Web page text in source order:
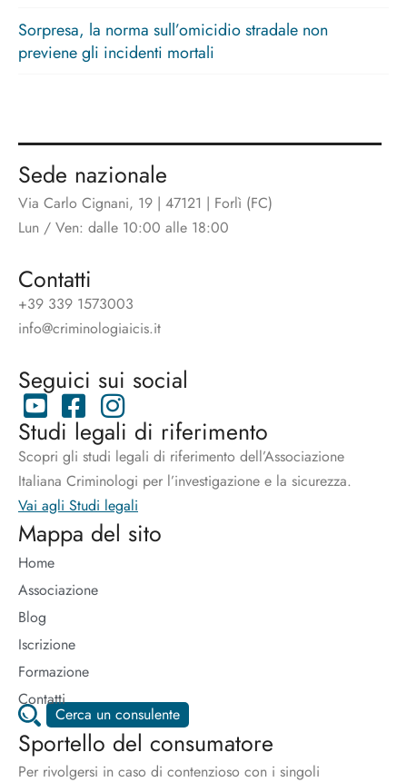
Sorpresa, la norma sull’omicidio stradale non
previene gli incidenti mortali
Sede nazionale
Via Carlo Cignani, 19 | 47121 | Forlì (FC)
Lun / Ven: dalle 10:00 alle 18:00
Contatti
+39 339 1573003
info@criminologiaicis.it
Seguici sui social
Studi legali di riferimento
Scopri gli studi legali di riferimento dell’Associazione
Italiana Criminologi per l’investigazione e la sicurezza.
Vai agli Studi legali
Mappa del sito
Home
Associazione
Blog
Iscrizione
Formazione
Contatti
Cerca un consulente
Sportello del consumatore
Per rivolgersi in caso di contenzioso con i singoli